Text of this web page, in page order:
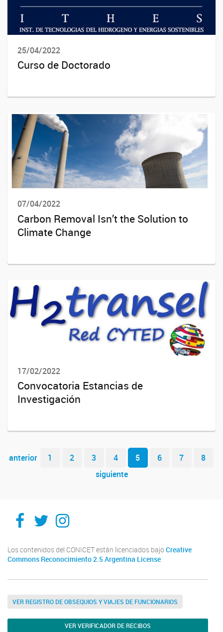
25/04/2022
Curso de Doctorado
07/04/2022
Carbon Removal Isn’t the Solution to
Climate Change
17/02/2022
Convocatoria Estancias de
Investigación
Navegador de artículos
anterior 1 2 3 4 5 6 7
8
siguiente
IthesIthesIthes
Los contenidos del CONICET están licenciados bajo Creative
Commons Reconocimiento 2.5 Argentina License
VER REGISTRO DE OBSEQUIOS Y VIAJES DE FUNCIONARIOS
VER VERIFICADOR DE RECIBOS